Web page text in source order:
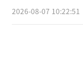
言，你们毕
2026-08-07 10:22:51